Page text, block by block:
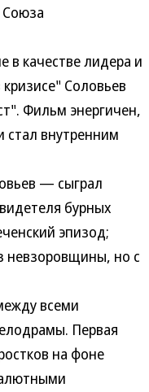
Союза
качестве лидера и
Соловьев
Фильм энергичен,
стал внутренним
— сыграл
бурных
эпизод;
невзоровщины, но с
всеми
Первая
на фоне